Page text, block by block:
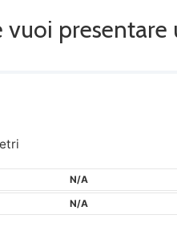
vuoi presentare
N/A
N/A